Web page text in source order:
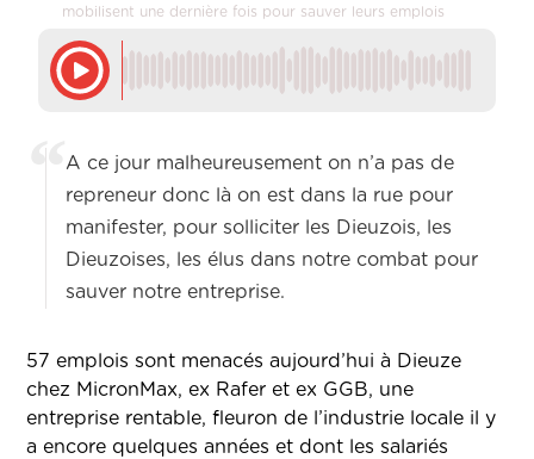
mobilisent une dernière fois pour sauver leurs emplois
A ce jour malheureusement on n’a pas de
repreneur donc là on est dans la rue pour
manifester, pour solliciter les Dieuzois, les
Dieuzoises, les élus dans notre combat pour
sauver notre entreprise.
57 emplois sont menacés aujourd’hui à Dieuze
chez MicronMax, ex Rafer et ex GGB, une
entreprise rentable, fleuron de l’industrie locale il y
a encore quelques années et dont les salariés